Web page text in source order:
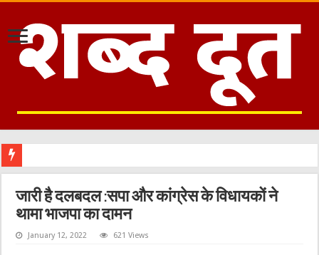
जारी है दलबदल :सपा और कांग्रेस के विधायकों ने
थामा भाजपा का दामन
January 12, 2022 621 Views